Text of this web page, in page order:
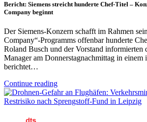
Bericht: Siemens streicht hunderte Chef-Titel –
Company beginnt
Der Siemens-Konzern schafft im Rahmen
Company“-Programms offenbar hunderte
Roland Busch und der Vorstand informierten
Manager am Donnerstagnachmittag in einem
berichtet…
Continue reading